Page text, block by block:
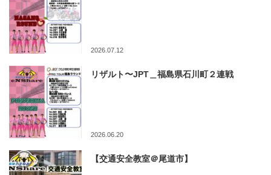
2026.07.12
リザルト〜JPT＿福島県石川町２連戦
2026.06.20
【交通安全教室＠尾道市】